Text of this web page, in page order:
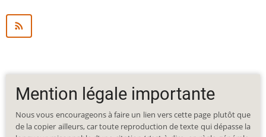
Mention légale importante
Nous vous encourageons à faire un lien vers cette page plutôt que
de la copier ailleurs, car toute reproduction de texte qui dépasse la